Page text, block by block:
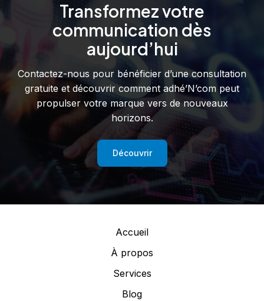
Transformez votre
communication dès
aujourd’hui
Contactez-nous pour bénéficier d’une consultation
gratuite et découvrir comment adhé’N’com peut
propulser votre marque vers de nouveaux
horizons.
Découvrir
Accueil
À propos
Services
Blog